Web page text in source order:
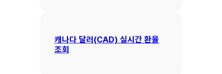
캐나다 달러(CAD) 실시간 환율
조회